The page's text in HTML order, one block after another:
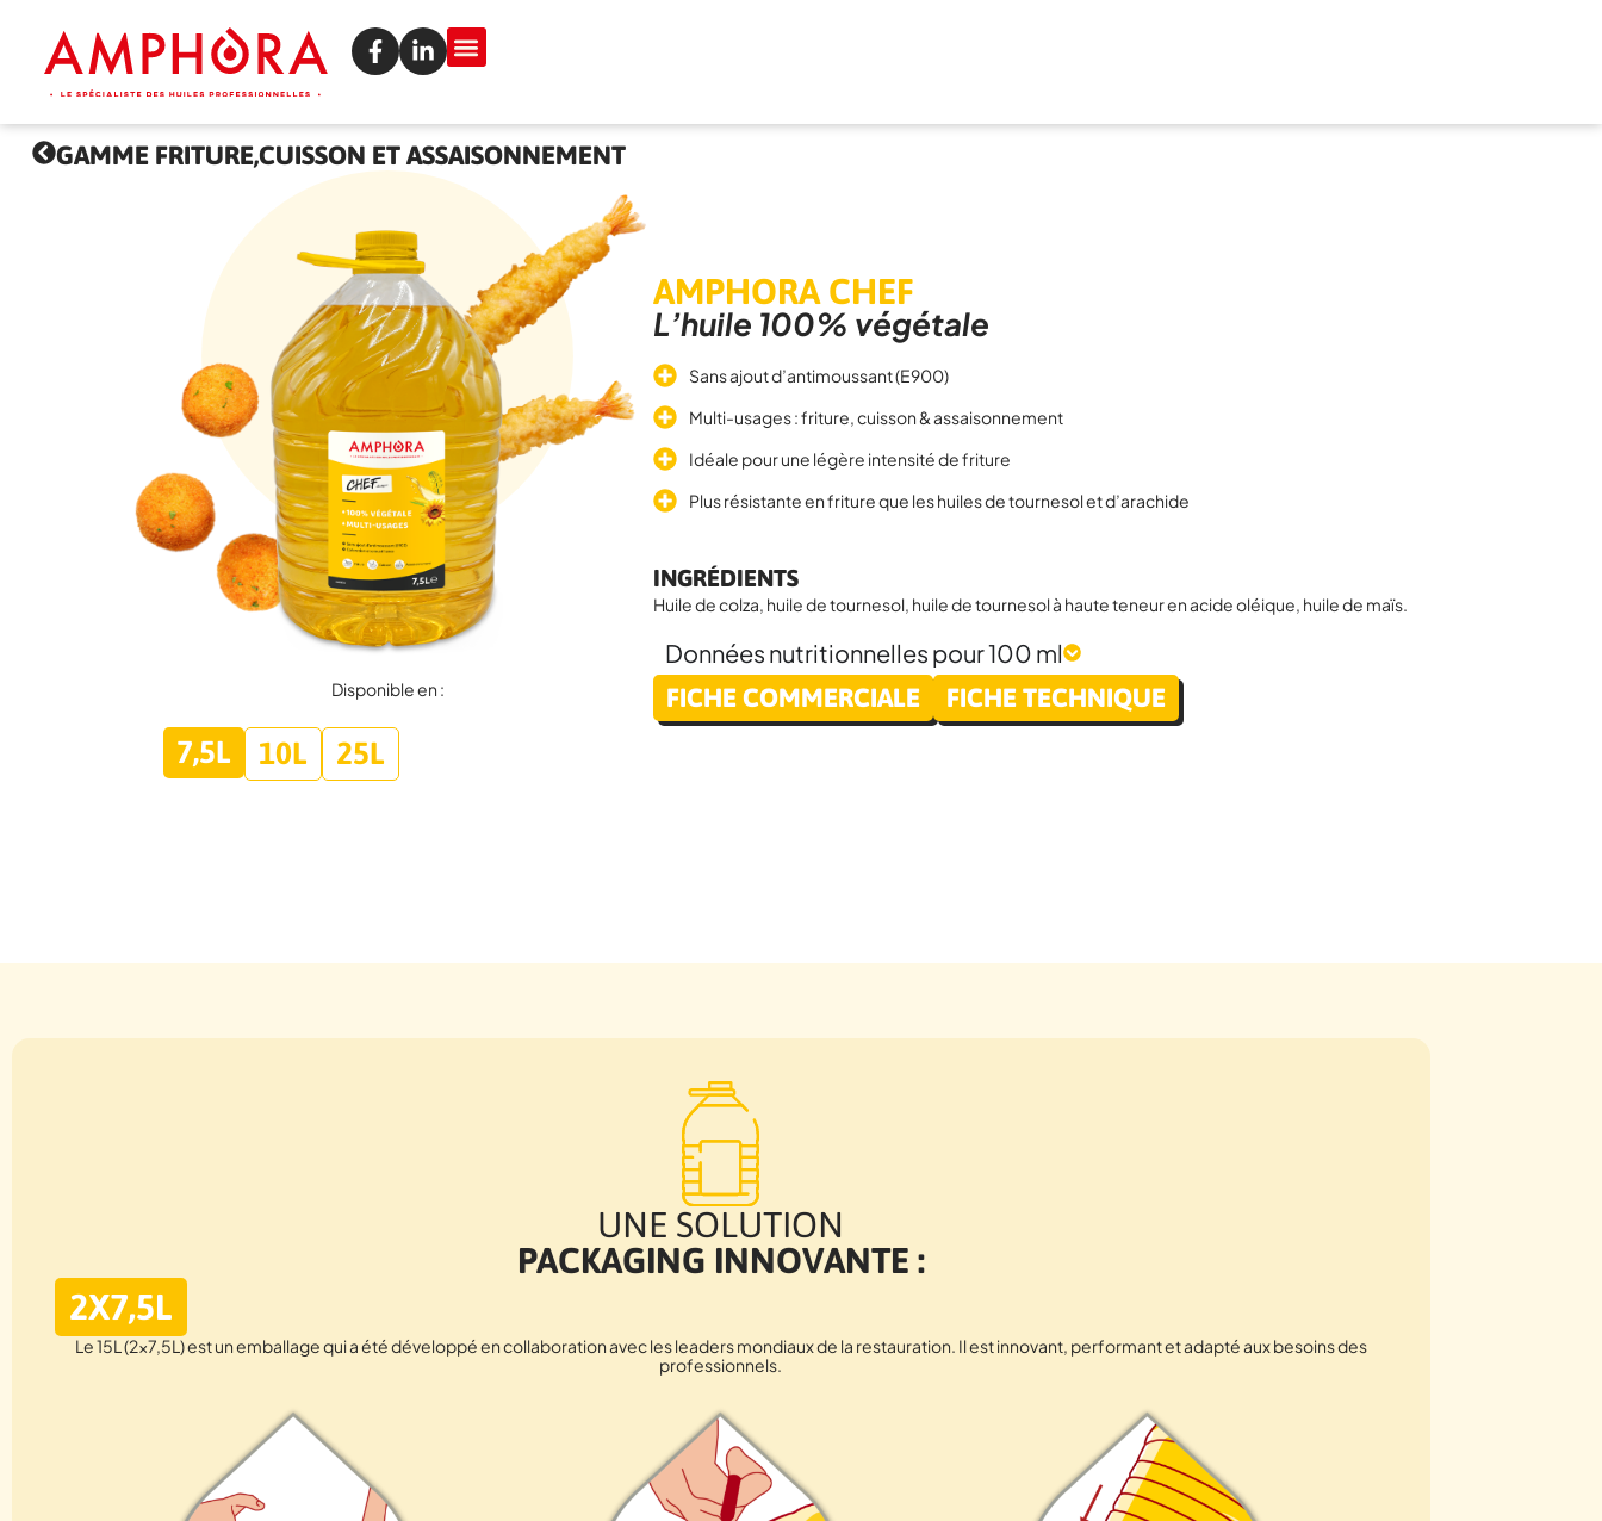
GAMME FRITURE,CUISSON ET ASSAISONNEMENT
Disponible en :
7,5L 10L 25L
Disponible en :
AMPHORA CHEF
L’huile 100% végétale
Sans ajout d’antimoussant (E900)
Multi-usages : friture, cuisson & assaisonnement
Idéale pour une légère intensité de friture
Plus résistante en friture que les huiles de tournesol et d’arachide
INGRÉDIENTS
Huile de colza, huile de tournesol, huile de tournesol à haute teneur en acide oléique, huile de maïs.
Données nutritionnelles pour 100 ml
FICHE COMMERCIALE FICHE TECHNIQUE
UNE SOLUTION
PACKAGING INNOVANTE :
2X7,5L
Le 15L (2×7,5L) est un emballage qui a été développé en collaboration avec les leaders mondiaux de la restauration. Il est innovant, performant et adapté aux besoins des
professionnels.